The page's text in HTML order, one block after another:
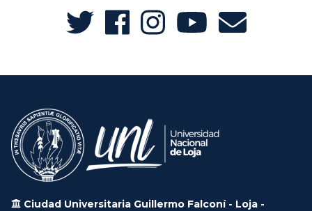
Ciudad Universitaria Guillermo Falconí - Loja -